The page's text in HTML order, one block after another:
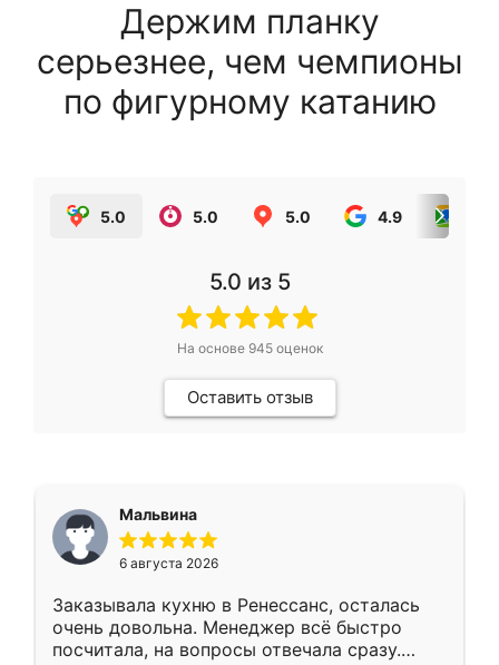
Держим планку
серьезнее, чем чемпионы
по фигурному катанию
5.0 5.0 5.0 4.9
5.0 из 5
На основе 945оценок
Оставить отзыв
Мальвина
6 августа 2026
Заказывала кухню в Ренессанс, осталась
очень довольна. Менеджер всё быстро
посчитала, на вопросы отвечала сразу.